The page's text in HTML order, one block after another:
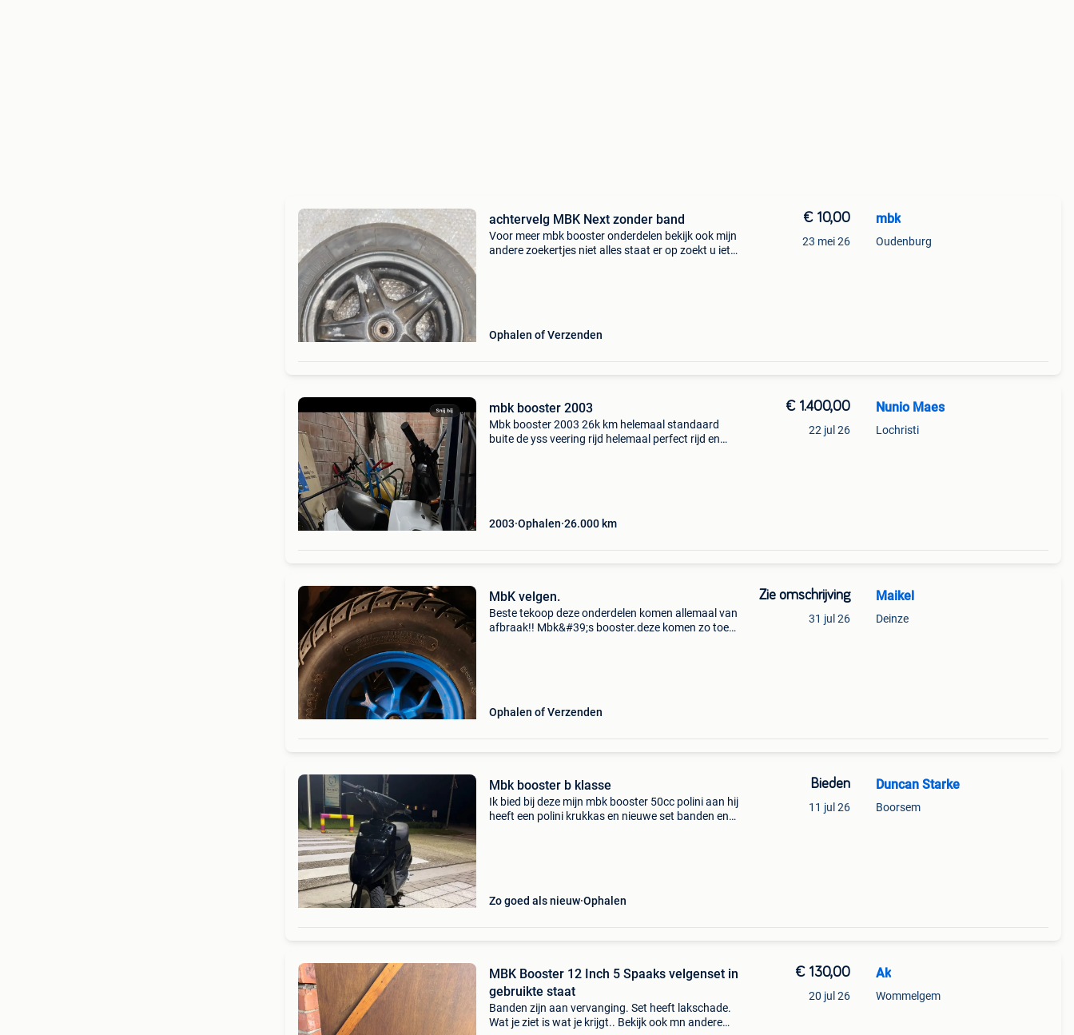
achtervelg MBK Next zonder band
Voor meer mbk booster onderdelen bekijk ook mijn
andere zoekertjes niet alles staat er op zoekt u iets
Ophalen of Verzenden
€ 10,00
23 mei 26
mbk
Oudenburg
mbk booster 2003
Mbk booster 2003 26k km helemaal standaard
buite de yss veering rijd helemaal perfect rijd en
2003 Ophalen 26.000 km
€ 1.400,00
22 jul 26
Nunio Maes
Lochristi
MbK velgen.
Beste tekoop deze onderdelen komen allemaal van
afbraak!! Mbk&#39;s booster.deze komen zo toe
Ophalen of Verzenden
Zie omschrijving
31 jul 26
Maikel
Deinze
Mbk booster b klasse
Ik bied bij deze mijn mbk booster 50cc polini aan hij
heeft een polini krukkas en nieuwe set banden en
Zo goed als nieuw Ophalen
Bieden
11 jul 26
Duncan Starke
Boorsem
MBK Booster 12 Inch 5 Spaaks velgenset in
gebruikte staat
Banden zijn aan vervanging. Set heeft lakschade.
Wat je ziet is wat je krijgt.. Bekijk ook mn andere
€ 130,00
20 jul 26
Ak
Wommelgem